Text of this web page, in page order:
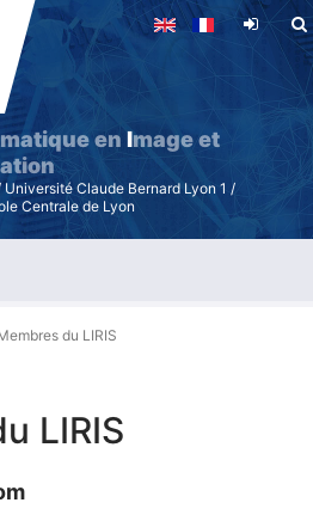
Aller
principal
matique en Image et
Claude Bernard Lyon 1 /
Centrale de Lyon
du LIRIS
LIRIS